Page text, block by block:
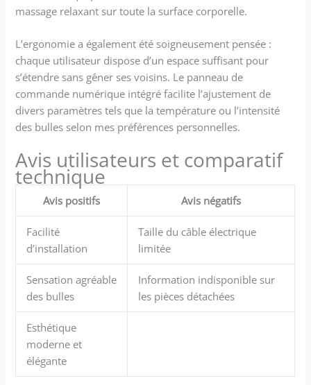
massage relaxant sur toute la surface corporelle.
L’ergonomie a également été soigneusement pensée :
chaque utilisateur dispose d’un espace suffisant pour
s’étendre sans gêner ses voisins. Le panneau de
commande numérique intégré facilite l’ajustement de
divers paramètres tels que la température ou l’intensité
des bulles selon mes préférences personnelles.
Avis utilisateurs et comparatif
technique
Avis positifs Avis négatifs
Facilité
d’installation
Taille du câble électrique
limitée
Sensation agréable
des bulles
Information indisponible sur
les pièces détachées
Esthétique
moderne et
élégante